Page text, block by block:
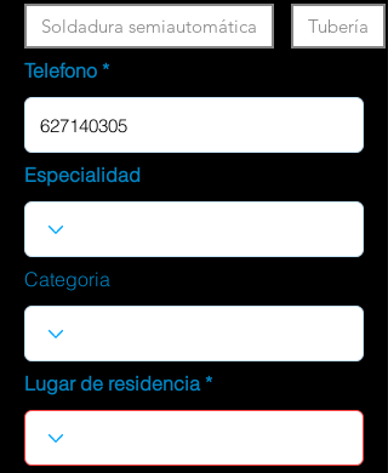
Soldadura semiautomática Tubería
Telefono
Especialidad
Categoria
Lugar de residencia